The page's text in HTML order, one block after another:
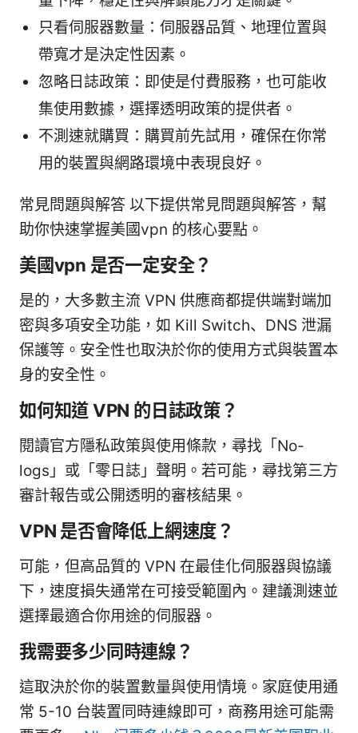
只看伺服器數量：伺服器品質、地理位置與
帶寬才是決定性因素。
忽略日誌政策：即使是付費服務，也可能收
集使用數據，選擇透明政策的提供者。
不測速就購買：購買前先試用，確保在你常
用的裝置與網路環境中表現良好。
常見問題與解答 以下提供常見問題與解答，幫
助你快速掌握美國vpn 的核心要點。
美國vpn 是否一定安全？
是的，大多數主流 VPN 供應商都提供端對端加
密與多項安全功能，如 Kill Switch、DNS 泄漏
保護等。安全性也取決於你的使用方式與裝置本
身的安全性。
如何知道 VPN 的日誌政策？
閱讀官方隱私政策與使用條款，尋找「No-
logs」或「零日誌」聲明。若可能，尋找第三方
審計報告或公開透明的審核結果。
VPN 是否會降低上網速度？
可能，但高品質的 VPN 在最佳化伺服器與協議
下，速度損失通常在可接受範圍內。建議測速並
選擇最適合你用途的伺服器。
我需要多少同時連線？
這取決於你的裝置數量與使用情境。家庭使用通
常 5-10 台裝置同時連線即可，商務用途可能需